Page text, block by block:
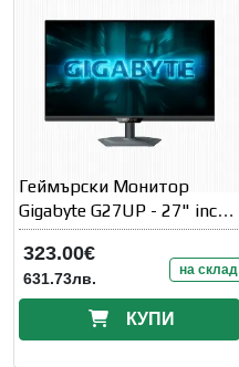
Геймърски Монитор
Gigabyte G27UP - 27" inch
SS IPS Dual Mode
323.00€
631.73лв. на склад
КУПИ